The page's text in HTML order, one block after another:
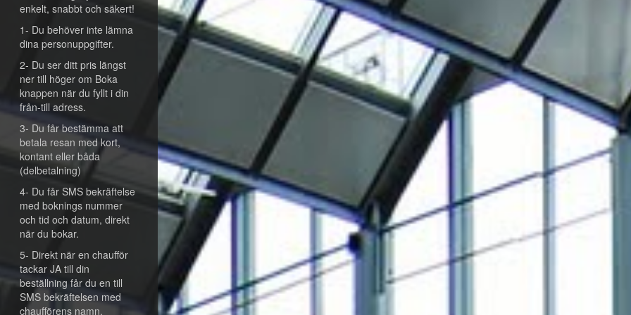
enkelt, snabbt och säkert!
1- Du behöver inte lämna
dina personuppgifter.
2- Du ser ditt pris längst
ner till höger om Boka
knappen när du fyllt i din
från-till adress.
3- Du får bestämma att
betala resan med kort,
kontant eller båda
(delbetalning)
4- Du får SMS bekräftelse
med boknings nummer
och tid och datum, direkt
när du bokar.
5- Direkt när en chaufför
tackar JA till din
beställning får du en till
SMS bekräftelsen med
chaufförens namn,